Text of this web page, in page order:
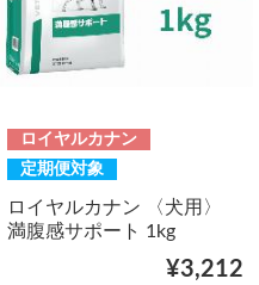
ロイヤルカナン
定期便対象
ロイヤルカナン 〈犬用〉
満腹感サポート 1kg
¥3,212